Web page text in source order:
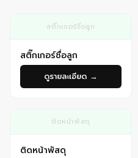
สติ๊กเกอร์ชื่อลูก
สติ๊กเกอร์ชื่อลูก
ดูรายละเอียด →
ติดหน้าพัสดุ
ติดหน้าพัสดุ